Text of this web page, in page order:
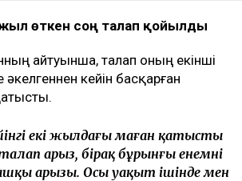
өткен соң талап қойылды
айтуынша, талап оның екінші
кейін басқарған
екі жылдағы маған қатысты
арыз, бірақ бұрынғы енемнің
арызы. Осы уақыт ішінде мен